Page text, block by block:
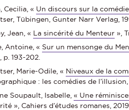
Cecilia, « Un discours sur la
Tübingen, Gunter Narr Verlag,
Jean, « La sincérité du Menteur »,
Antoine, « Sur un mensonge du
p. 193-202.
Marie-Odile, « Niveaux de la
: les comédies de l’illusion,
Soupault, Isabelle,« Une
» , Cahiers d’études romanes,